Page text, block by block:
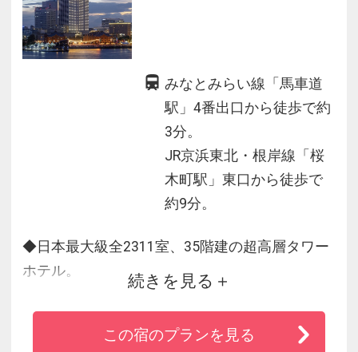
みなとみらい線「馬車道
駅」4番出口から徒歩で約
3分。
JR京浜東北・根岸線「桜
木町駅」東口から徒歩で
約9分。
◆日本最大級全2311室、35階建の超高層タワー
ホテル。
◆大浴場・露天風呂やプール、バンケット、最
上階の展望レストランなど５つのレストラン・
カフェを完備。
続きを見る
この宿のプランを見る